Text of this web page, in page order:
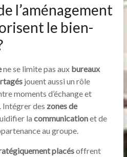
l’aménagement
le bien-
ne se limite pas aux bureaux
jouent aussi un rôle
moments d’échange et
Intégrer des zones de
la communicationet de
au groupe.
placésoffrent